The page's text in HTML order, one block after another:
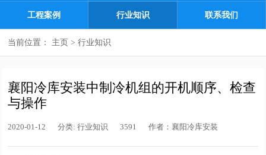
工程案例 行业知识 联系我们
当前位置： 主页 > 行业知识
襄阳冷库安装中制冷机组的开机顺序、检查
与操作
2020-01-12 分类: 行业知识 3591 作者： 襄阳冷库安装